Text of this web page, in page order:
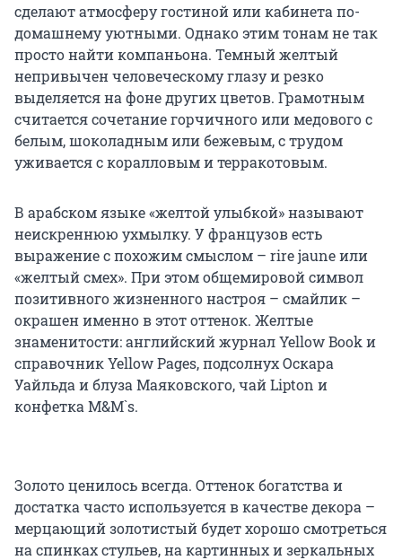
сделают атмосферу гостиной или кабинета по-
домашнему уютными. Однако этим тонам не так
просто найти компаньона. Темный желтый
непривычен человеческому глазу и резко
выделяется на фоне других цветов. Грамотным
считается сочетание горчичного или медового с
белым, шоколадным или бежевым, с трудом
уживается с коралловым и терракотовым.
В арабском языке «желтой улыбкой» называют
неискреннюю ухмылку. У французов есть
выражение с похожим смыслом – rire jaune или
«желтый смех». При этом общемировой символ
позитивного жизненного настроя – смайлик –
окрашен именно в этот оттенок. Желтые
знаменитости: английский журнал Yellow Book и
справочник Yellow Pages, подсолнух Оскара
Уайльда и блуза Маяковского, чай Lipton и
конфетка M&M`s.
Золото ценилось всегда. Оттенок богатства и
достатка часто используется в качестве декора –
мерцающий золотистый будет хорошо смотреться
на спинках стульев, на картинных и зеркальных